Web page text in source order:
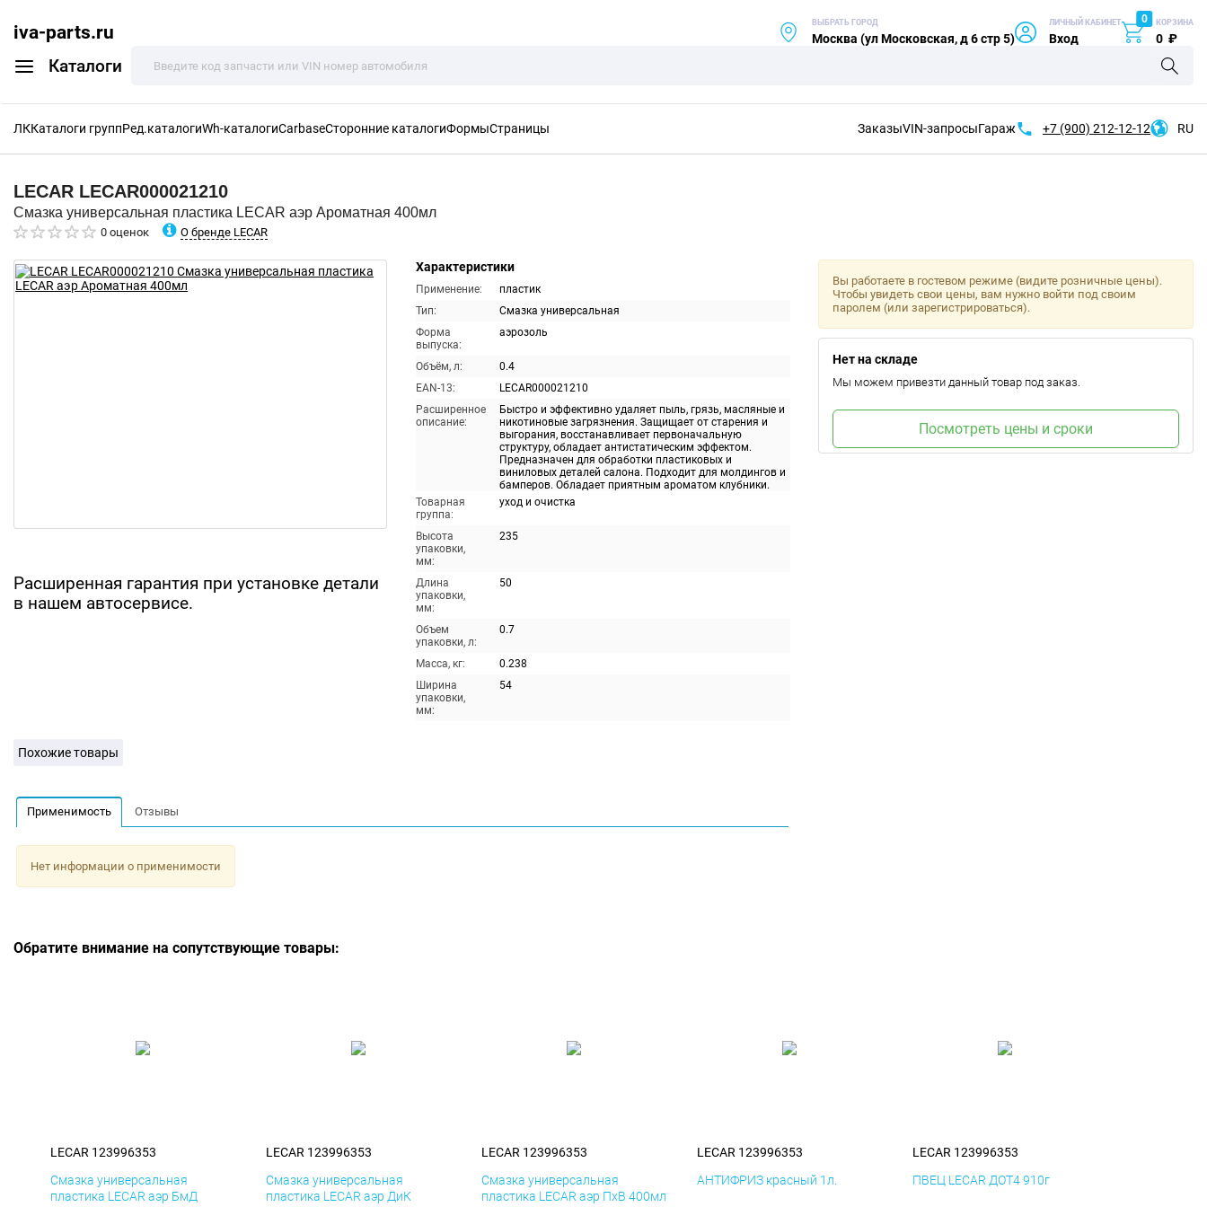
iva-parts.ru
Каталоги
ВЫБРАТЬ ГОРОД
Москва (ул Московская, д 6 стр 5)
ЛИЧНЫЙ КАБИНЕТ
Вход
0 КОРЗИНА
0 ₽
ЛККаталоги группРед.каталогиWh-каталогиCarbaseСторонние каталогиФормыСтраницы ЗаказыVIN-запросыГараж +7 (900) 212-12-12 RU
LECAR LECAR000021210
Смазка универсальная пластика LECAR аэр Ароматная 400мл
0 оценок О бренде LECAR
Расширенная гарантия при установке детали
в нашем автосервисе.
Характеристики
Применение:
пластик
Тип:
Смазка универсальная
Форма
выпуска:
аэрозоль
Объём, л:
0.4
EAN-13:
LECAR000021210
Расширенное
описание:
Быстро и эффективно удаляет пыль, грязь, масляные и
никотиновые загрязнения. Защищает от старения и
выгорания, восстанавливает первоначальную
структуру, обладает антистатическим эффектом.
Предназначен для обработки пластиковых и
виниловых деталей салона. Подходит для молдингов и
бамперов. Обладает приятным ароматом клубники.
Товарная
группа:
уход и очистка
Высота
упаковки,
мм:
235
Длина
упаковки,
мм:
50
Объем
упаковки, л:
0.7
Масса, кг:
0.238
Ширина
упаковки,
мм:
54
Вы работаете в гостевом режиме (видите розничные цены).
Чтобы увидеть свои цены, вам нужно войти под своим
паролем (или зарегистрироваться).
Нет на складе
Мы можем привезти данный товар под заказ.
Посмотреть цены и сроки
Похожие товары
Применимость Отзывы
Нет информации о применимости
Обратите внимание на сопутствующие товары:
LECAR 123996353
Смазка универсальная
пластика LECAR аэр БмД
LECAR 123996353
Смазка универсальная
пластика LECAR аэр ДиК
LECAR 123996353
Смазка универсальная
пластика LECAR аэр ПхВ 400мл
LECAR 123996353
АНТИФРИЗ красный 1л.
LECAR 123996353
ПВЕЦ LECAR ДОТ4 910г